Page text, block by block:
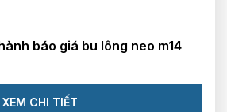
báo giá bu lông neo m14
XEM CHI TIẾT